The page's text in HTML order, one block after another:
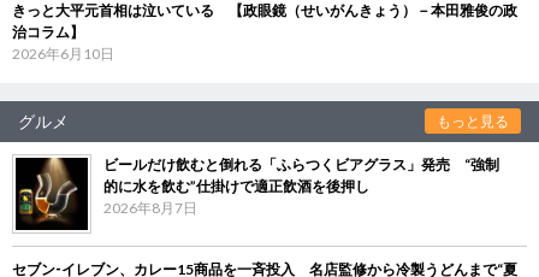
きっと大平元首相は泣いている 【政眼鏡（せいがんきょう）－本田雅俊の政
治コラム】
2026年6月10日
グルメ もっと見る
ビールだけ飲むと倒れる「ふらつくビアグラス」発売 “強制
的に水を飲む”仕掛けで適正飲酒を後押し
2026年8月7日
セブン‐イレブン、カレー15商品を一斉投入 名店監修から冷製うどんまで“夏